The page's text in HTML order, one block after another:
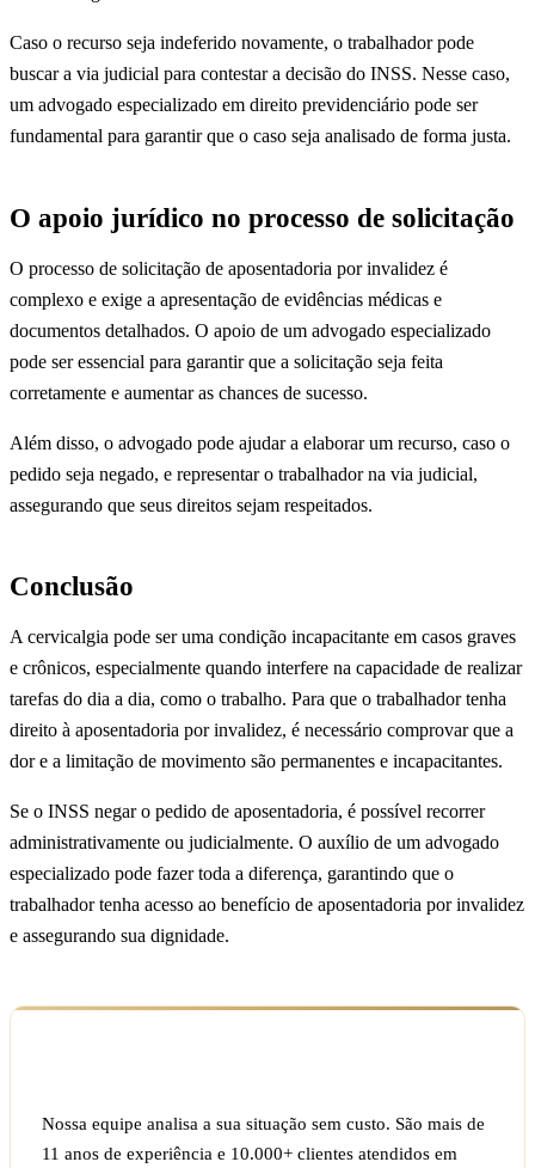
Caso o recurso seja indeferido novamente, o trabalhador pode
buscar a via judicial para contestar a decisão do INSS. Nesse caso,
um advogado especializado em direito previdenciário pode ser
fundamental para garantir que o caso seja analisado de forma justa.
O apoio jurídico no processo de solicitação
O processo de solicitação de aposentadoria por invalidez é
complexo e exige a apresentação de evidências médicas e
documentos detalhados. O apoio de um advogado especializado
pode ser essencial para garantir que a solicitação seja feita
corretamente e aumentar as chances de sucesso.
Além disso, o advogado pode ajudar a elaborar um recurso, caso o
pedido seja negado, e representar o trabalhador na via judicial,
assegurando que seus direitos sejam respeitados.
Conclusão
A cervicalgia pode ser uma condição incapacitante em casos graves
e crônicos, especialmente quando interfere na capacidade de realizar
tarefas do dia a dia, como o trabalho. Para que o trabalhador tenha
direito à aposentadoria por invalidez, é necessário comprovar que a
dor e a limitação de movimento são permanentes e incapacitantes.
Se o INSS negar o pedido de aposentadoria, é possível recorrer
administrativamente ou judicialmente. O auxílio de um advogado
especializado pode fazer toda a diferença, garantindo que o
trabalhador tenha acesso ao benefício de aposentadoria por invalidez
e assegurando sua dignidade.
Nossa equipe analisa a sua situação sem custo. São mais de
11 anos de experiência e 10.000+ clientes atendidos em